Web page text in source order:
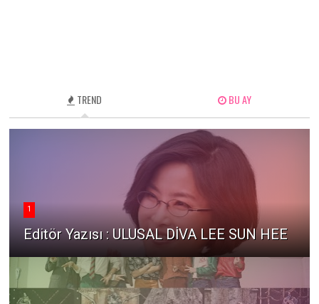
TREND BU AY
1
Editör Yazısı : ULUSAL DİVA LEE SUN HEE